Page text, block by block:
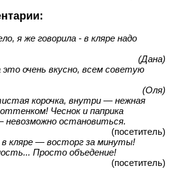
я же говорила - в кляре надо
(Дана)
очень вкусно, всем советую
(Оля)
корочка, внутри — нежная
Чеснок и паприка
остановиться.
(посетитель)
кляре — восторг за минуты!
Просто объедение!
(посетитель)